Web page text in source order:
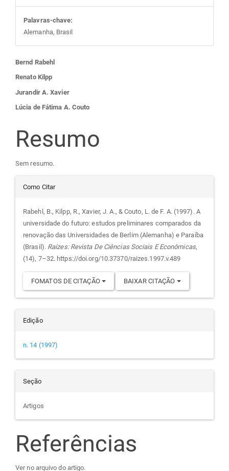
Palavras-chave:
Alemanha, Brasil
Conteúdo
do
artigo
principal
Bernd Rabehl
Renato Kilpp
Jurandir A. Xavier
Lúcia de Fátima A. Couto
Resumo
Sem resumo.
Detalhes
do
artigo
Como Citar
Rabehl, B., Kilpp, R., Xavier, J. A., & Couto, L. de F. A. (1997). A
universidade do futuro: estudos preliminares comparados da
renovação das Universidades de Berlim (Alemanha) e Paraíba
(Brasil). Raízes: Revista De Ciências Sociais E Econômicas,
(14), 7–32. https://doi.org/10.37370/raizes.1997.v.489
FOMATOS DE CITAÇÃO BAIXAR CITAÇÃO
Edição
n. 14 (1997)
Seção
Artigos
Referências
Ver no arquivo do artigo.